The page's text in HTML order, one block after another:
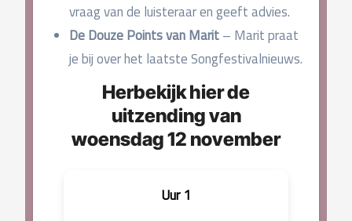
vraag van de luisteraar en geeft advies.
De Douze Points van Marit– Marit praat
je bij over het laatste Songfestivalnieuws.
Herbekijk hier de
uitzending van
woensdag 12 november
Uur 1